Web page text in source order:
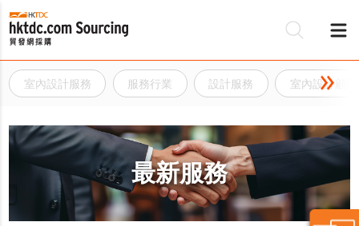
室內設計服務 服務行業 設計服務 室內設計顧問
最新服務